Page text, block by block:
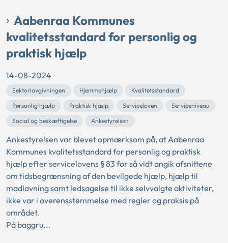
Aabenraa Kommunes
kvalitetsstandard for personlig og
praktisk hjælp
14-08-2024
Sektorlovgivningen Hjemmehjælp
Kvalitetsstandard
Personlig hjælp
Praktisk hjælp Serviceloven
Serviceniveau
Social og beskæftigelse
Ankestyrelsen
Ankestyrelsen var blevet opmærksom på, at Aabenraa
Kommunes kvalitetsstandard for personlig og praktisk
hjælp efter servicelovens § 83 for så vidt angik afsnittene
om tidsbegrænsning af den bevilgede hjælp, hjælp til
madlavning samt ledsagelse til ikke selvvalgte aktiviteter,
ikke var i overensstemmelse med regler og praksis på
området.
På baggru...